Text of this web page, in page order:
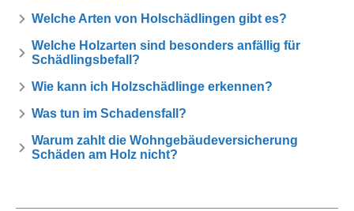
Welche Arten von Holschädlingen gibt es?
Welche Holzarten sind besonders anfällig für
Schädlingsbefall?
Wie kann ich Holzschädlinge erkennen?
Was tun im Schadensfall?
Warum zahlt die Wohngebäudeversicherung
Schäden am Holz nicht?